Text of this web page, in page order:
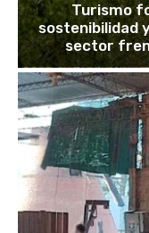
Turismo
sostenibilidad
sector